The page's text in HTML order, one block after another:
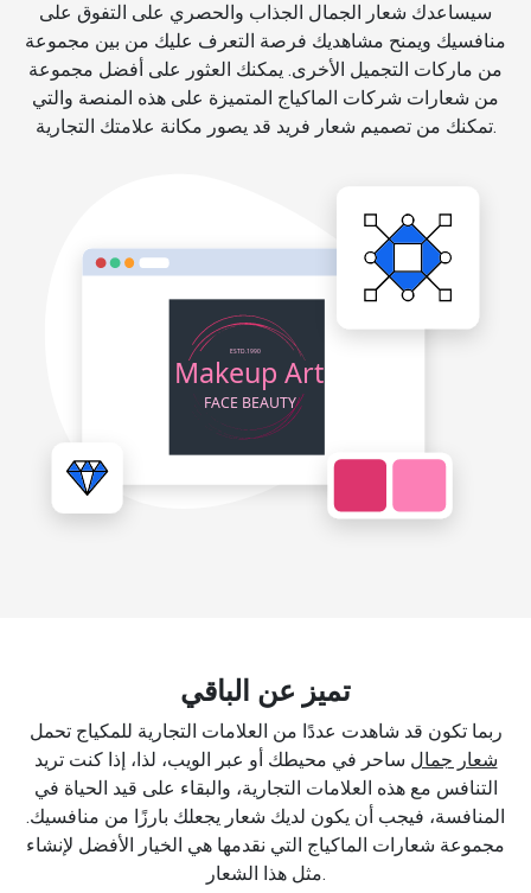
سيساعدك شعار الجمال الجذاب والحصري على التفوق على
منافسيك ويمنح مشاهديك فرصة التعرف عليك من بين مجموعة
من ماركات التجميل الأخرى. يمكنك العثور على أفضل مجموعة
من شعارات شركات الماكياج المتميزة على هذه المنصة والتي
تمكنك من تصميم شعار فريد قد يصور مكانة علامتك التجارية.
تميز عن الباقي
ربما تكون قد شاهدت عددًا من العلامات التجارية للمكياج تحمل
شعار جمال ساحر في محيطك أو عبر الويب، لذا، إذا كنت تريد
التنافس مع هذه العلامات التجارية، والبقاء على قيد الحياة في
المنافسة، فيجب أن يكون لديك شعار يجعلك بارزًا من منافسيك.
مجموعة شعارات الماكياج التي نقدمها هي الخيار الأفضل لإنشاء
مثل هذا الشعار.